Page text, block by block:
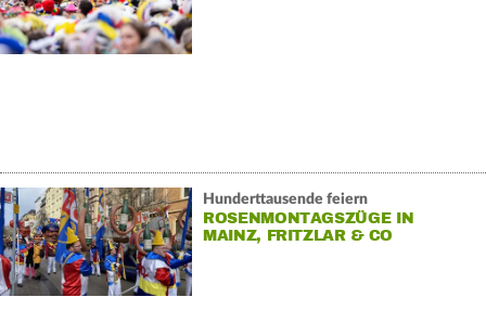
Hunderttausende feiern
ROSENMONTAGSZÜGE IN
MAINZ, FRITZLAR & CO